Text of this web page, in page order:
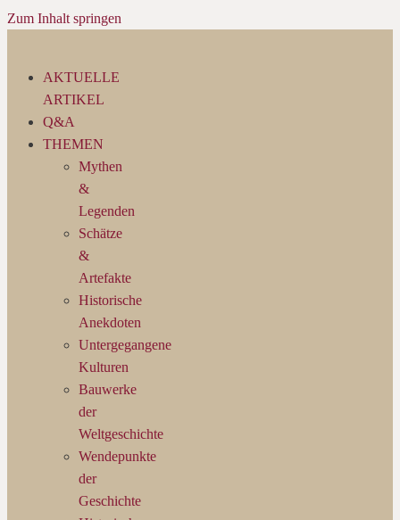
Zum Inhalt springen
AKTUELLE
ARTIKEL
Q&A
THEMEN
Mythen
&
Legenden
Schätze
&
Artefakte
Historische
Anekdoten
Untergegangene
Kulturen
Bauwerke
der
Weltgeschichte
Wendepunkte
der
Geschichte